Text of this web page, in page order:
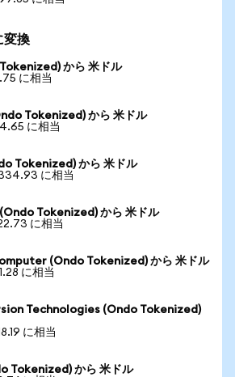
変換
から 米ドル
に相当
Tokenized) から 米ドル
に相当
Tokenized) から 米ドル
に相当
Tokenized) から 米ドル
に相当
(Ondo Tokenized) から 米ドル
に相当
Technologies (Ondo Tokenized)
に相当
Tokenized) から 米ドル